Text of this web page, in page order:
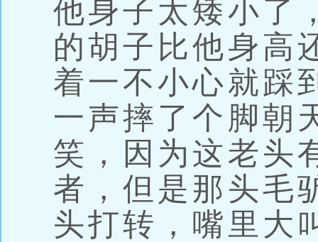
他身子太矮小了
的胡子比他身高
着一不小心就踩
一声摔了个脚朝
笑，因为这老头
者，但是那头毛
头打转，嘴里大